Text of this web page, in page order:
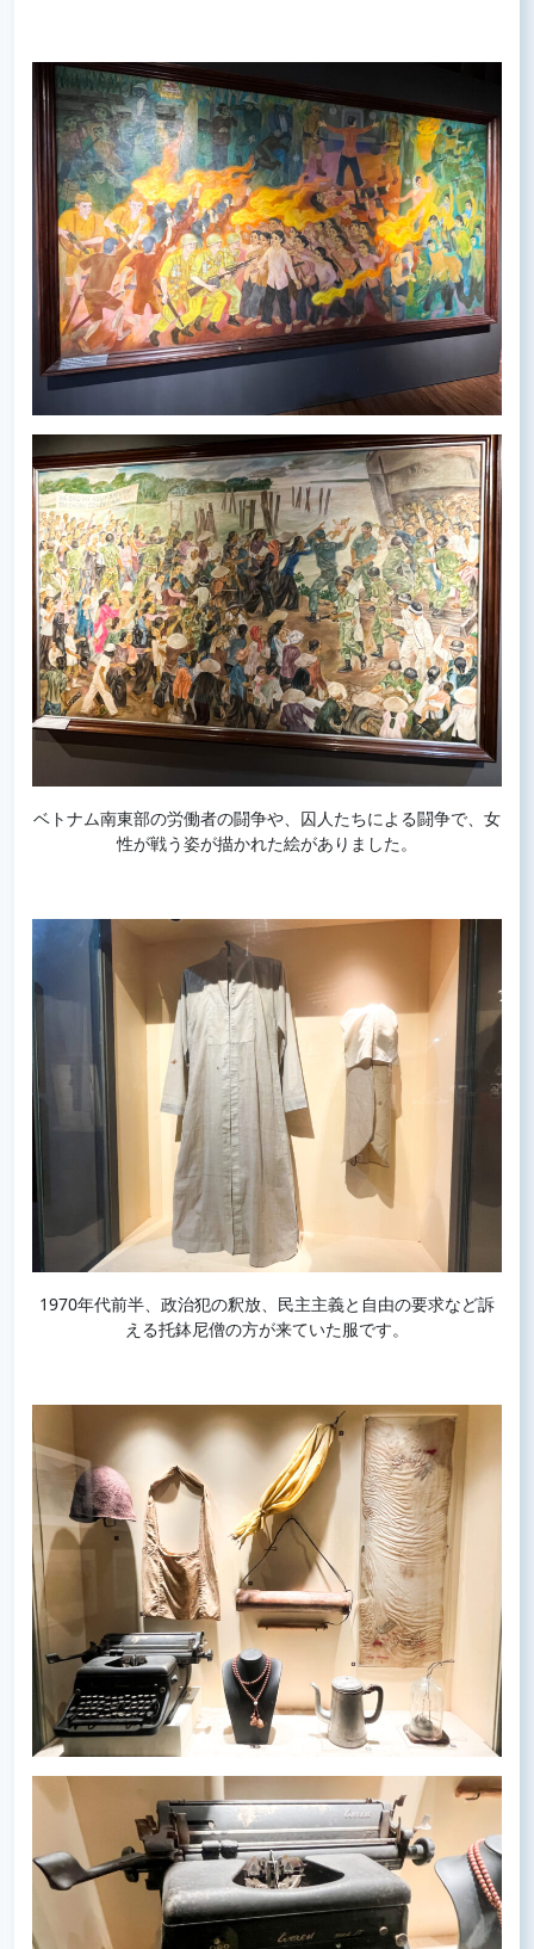
ベトナム南東部の労働者の闘争や、囚人たちによる闘争で、女
性が戦う姿が描かれた絵がありました。
1970年代前半、政治犯の釈放、民主主義と自由の要求など訴
える托鉢尼僧の方が来ていた服です。